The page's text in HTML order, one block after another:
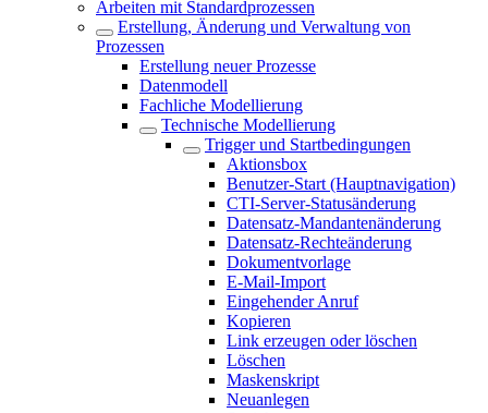
Arbeiten mit Standardprozessen
Erstellung, Änderung und Verwaltung von
Prozessen
Erstellung neuer Prozesse
Datenmodell
Fachliche Modellierung
Technische Modellierung
Trigger und Startbedingungen
Aktionsbox
Benutzer-Start (Hauptnavigation)
CTI-Server-Statusänderung
Datensatz-Mandantenänderung
Datensatz-Rechteänderung
Dokumentvorlage
E-Mail-Import
Eingehender Anruf
Kopieren
Link erzeugen oder löschen
Löschen
Maskenskript
Neuanlegen